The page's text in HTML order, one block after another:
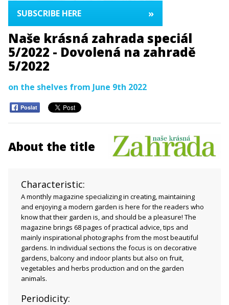
SUBSCRIBE HERE »
Naše krásná zahrada speciál
5/2022 - Dovolená na zahradě
5/2022
on the shelves from June 9th 2022
Poslat
About the title
Characteristic:
A monthly magazine specializing in creating, maintaining
and enjoying a modern garden is here for the readers who
know that their garden is, and should be a pleasure! The
magazine brings 68 pages of practical advice, tips and
mainly inspirational photographs from the most beautiful
gardens. In individual sections the focus is on decorative
gardens, balcony and indoor plants but also on fruit,
vegetables and herbs production and on the garden
animals.
Periodicity: